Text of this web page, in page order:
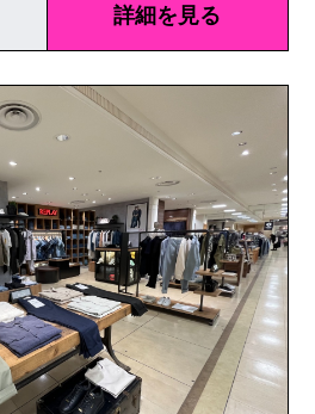
詳細を見る